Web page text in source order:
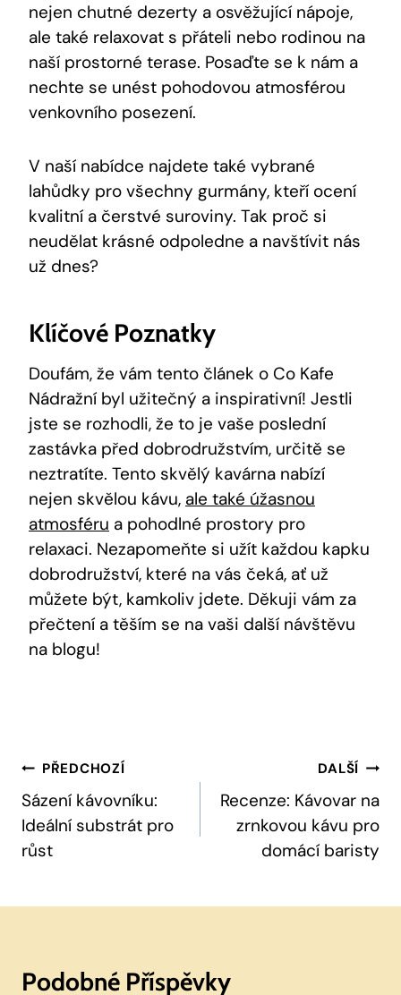
nejen chutné dezerty a osvěžující nápoje,
ale také relaxovat s přáteli nebo rodinou na
naší prostorné terase. Posaďte se k nám a
nechte se unést pohodovou atmosférou
venkovního posezení.
V naší nabídce najdete také vybrané
lahůdky pro všechny gurmány, kteří ocení
kvalitní a čerstvé suroviny. Tak proč si
neudělat krásné odpoledne a navštívit nás
už dnes?
Klíčové Poznatky
Doufám, že vám tento článek o Co Kafe
Nádražní byl užitečný a inspirativní! Jestli
jste se rozhodli, že to je vaše poslední
zastávka před dobrodružstvím, určitě se
neztratíte. Tento skvělý kavárna nabízí
nejen skvělou kávu, ale také úžasnou
atmosféru a pohodlné prostory pro
relaxaci. Nezapomeňte si užít každou kapku
dobrodružství, které na vás čeká, ať už
můžete být, kamkoliv jdete. Děkuji vám za
přečtení a těším se na vaši další návštěvu
na blogu!
Navigace
Pro
Příspěvek
PŘEDCHOZÍ
Sázení kávovníku:
Ideální substrát pro
růst
DALŠÍ
Recenze: Kávovar na
zrnkovou kávu pro
domácí baristy
Podobné Příspěvky